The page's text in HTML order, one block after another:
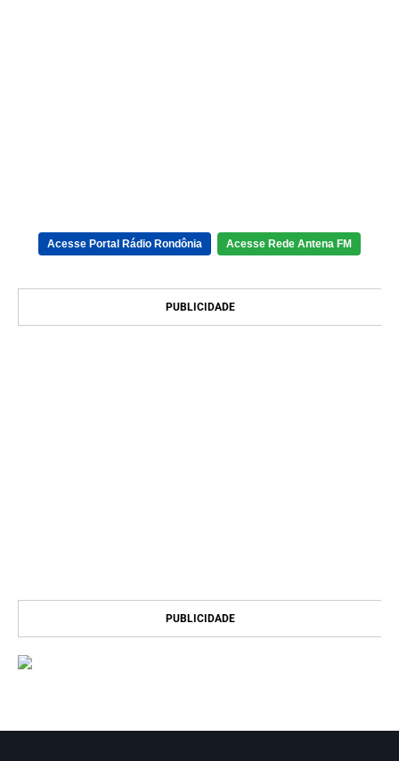
Acesse Portal Rádio Rondônia Acesse Rede Antena FM
PUBLICIDADE
PUBLICIDADE